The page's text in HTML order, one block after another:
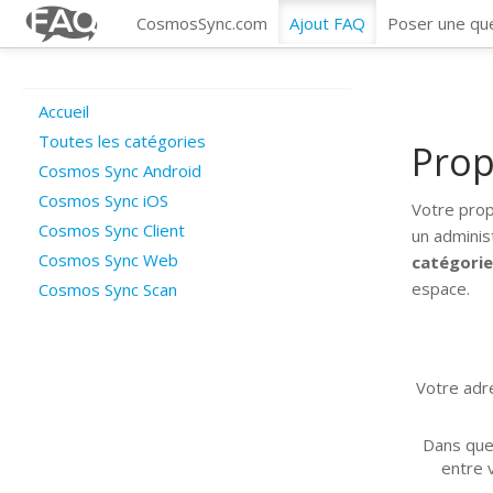
CosmosSync.com Ajout FAQ Poser une
Accueil
Toutes les catégories
Cosmos Sync Android
Cosmos Sync iOS
Cosmos Sync Client
Cosmos Sync Web
Cosmos Sync Scan
Votre
un
catégorie
espace.
Votre
Dans
entre